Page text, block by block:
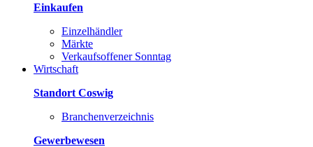
Einkaufen
Einzelhändler
Märkte
Verkaufsoffener Sonntag
Wirtschaft
Standort Coswig
Branchenverzeichnis
Gewerbewesen